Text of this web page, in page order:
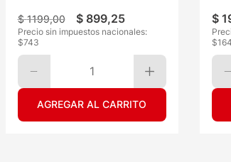
$ 1199,00 $ 899,25
Precio sin impuestos nacionales:
$743
1
AGREGAR AL CARRITO
$
$